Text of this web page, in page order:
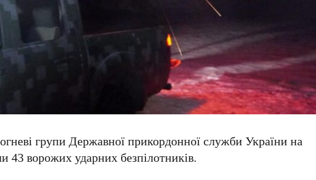
групи Державної прикордонної служби України на
ворожих ударних безпілотників.